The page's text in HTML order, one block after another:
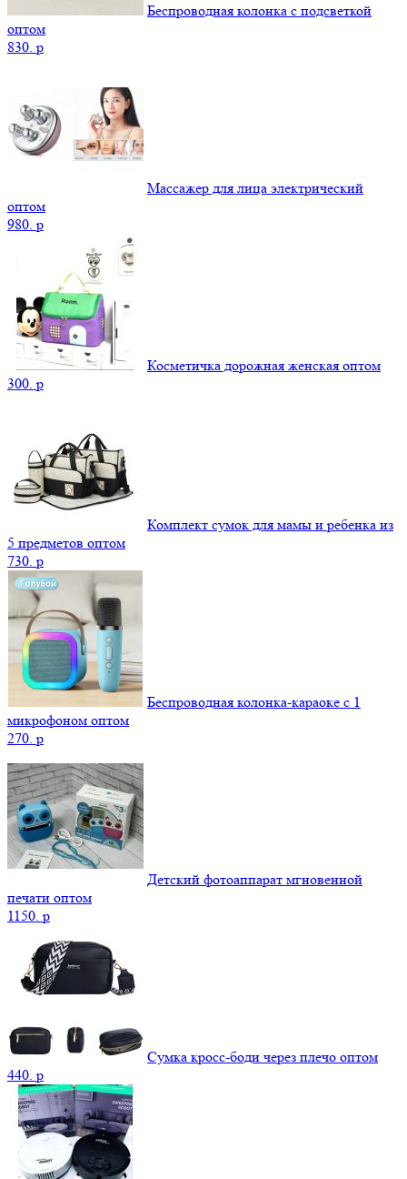
Беспроводная колонка с подсветкой
оптом
830. p
Массажер для лица электрический
оптом
980. p
Косметичка дорожная женская оптом
300. p
Комплект сумок для мамы и ребенка из
5 предметов оптом
730. p
Беспроводная колонка-караоке с 1
микрофоном оптом
270. p
Детский фотоаппарат мгновенной
печати оптом
1150. p
Сумка кросс-боди через плечо оптом
440. p